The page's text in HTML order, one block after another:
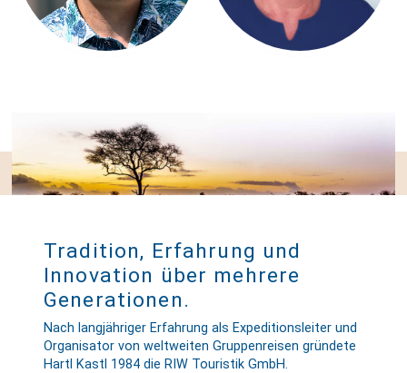
Tradition, Erfahrung und
Innovation über mehrere
Generationen.
Nach langjähriger Erfahrung als Ex­pe­ditions­lei­ter und
Organi­sa­tor von welt­weiten Gruppen­reisen gründete
Hartl Kastl 1984 die RIW Touristik GmbH.